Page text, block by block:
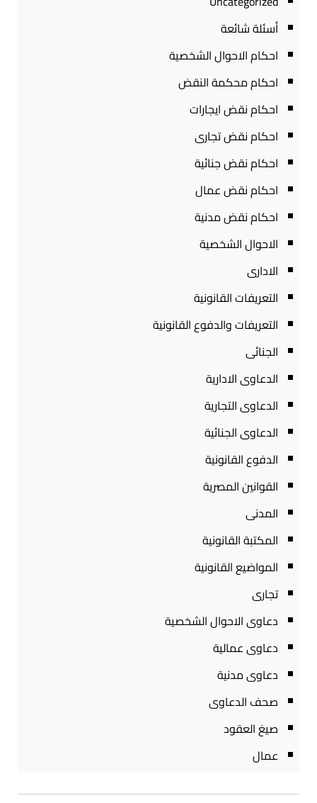
أسئلة شائعة
احكام الاحوال الشخصية
احكام محكمة النقض
احكام نقض ايجارات
احكام نقض تجارى
احكام نقض جنائية
احكام نقض عمال
احكام نقض مدنية
الاحوال الشخصية
الادارى
التعريفات القانونية
التعريفات والدفوع القانونية
الجنائى
الدعاوى الادارية
الدعاوى التجارية
الدعاوى الجنائية
الدفوع القانونية
القوانين المصرية
المدنى
المكتبة القانونية
المواضيع القانونية
تجارى
دعاوى الاحوال الشخصية
دعاوى عمالية
دعاوى مدنية
صحف الدعاوى
صيغ العقود
عمال